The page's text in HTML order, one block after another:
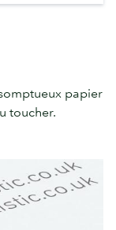
papier
toucher.